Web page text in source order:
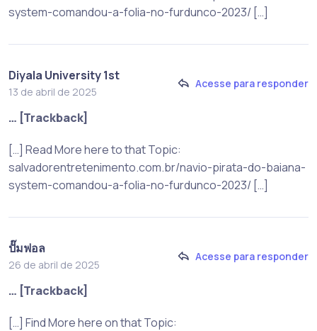
system-comandou-a-folia-no-furdunco-2023/ […]
Diyala University 1st
13 de abril de 2025
Acesse para responder
… [Trackback]
[…] Read More here to that Topic:
salvadorentretenimento.com.br/navio-pirata-do-baiana-
system-comandou-a-folia-no-furdunco-2023/ […]
ปั๊มฟอล
26 de abril de 2025
Acesse para responder
… [Trackback]
[…] Find More here on that Topic: